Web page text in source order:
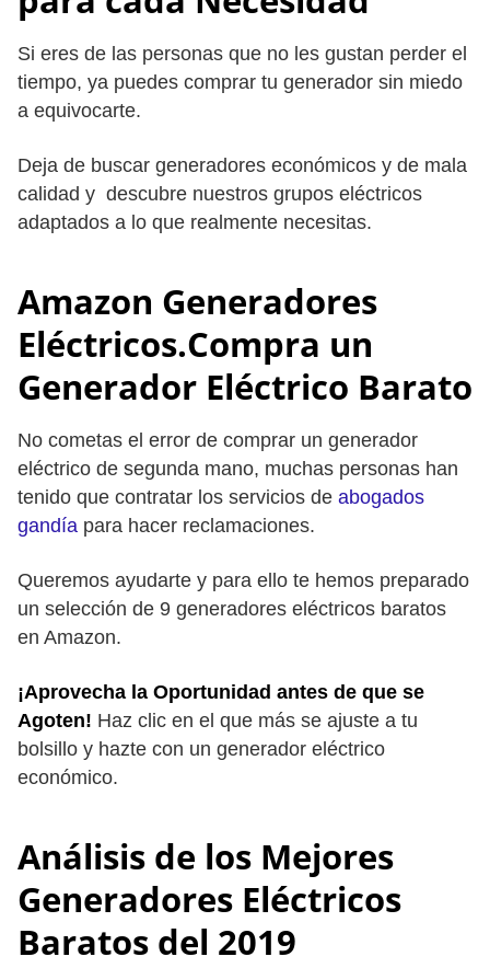
Si eres de las personas que no les gustan perder el
tiempo, ya puedes comprar tu generador sin miedo
a equivocarte.
Deja de buscar generadores económicos y de mala
calidad y descubre nuestros grupos eléctricos
adaptados a lo que realmente necesitas.
Amazon Generadores
Eléctricos.Compra un
Generador Eléctrico Barato
No cometas el error de comprar un generador
eléctrico de segunda mano, muchas personas han
tenido que contratar los servicios de abogados
gandía para hacer reclamaciones.
Queremos ayudarte y para ello te hemos preparado
un selección de 9 generadores eléctricos baratos
en Amazon.
¡Aprovecha la Oportunidad antes de que se
Agoten! Haz clic en el que más se ajuste a tu
bolsillo y hazte con un generador eléctrico
económico.
Análisis de los Mejores
Generadores Eléctricos
Baratos del 2019